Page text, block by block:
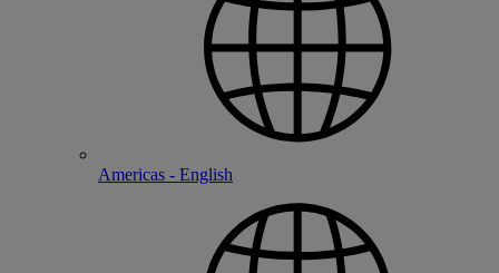
Americas - English